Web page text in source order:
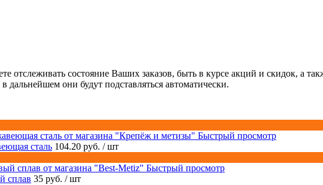
отслеживать состояние Ваших заказов, быть в курсе акций и скидок, а
дальнейшем они будут подставляться автоматически.
Быстрый просмотр
сталь 104.20 руб. / шт
Быстрый просмотр
сплав 35 руб. / шт